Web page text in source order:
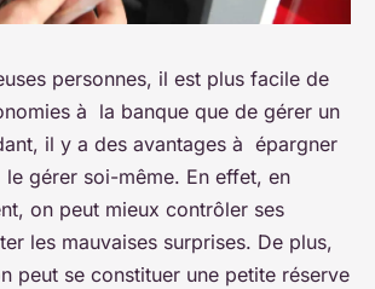
personnes, il est plus facile de
à la banque que de gérer un
il y a des avantages à épargner
gérer soi-même. En effet, en
on peut mieux contrôler ses
les mauvaises surprises. De plus,
peut se constituer une petite réserve